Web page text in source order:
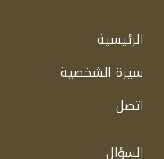
الرئيسية
سيرة الشخصية
اتصل
السؤال